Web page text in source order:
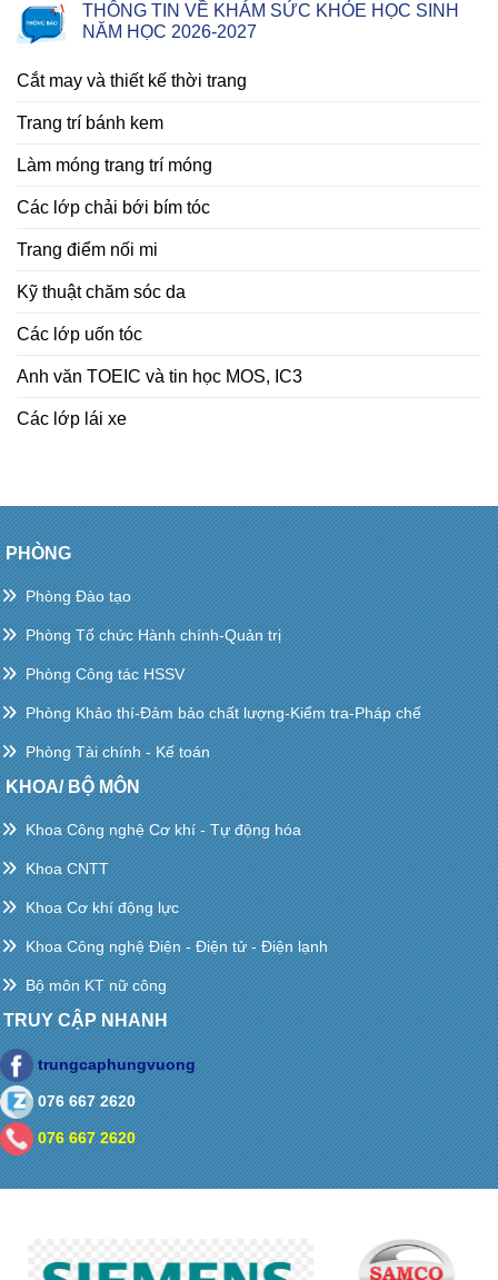
THÔNG TIN VỀ KHÁM SỨC KHỎE HỌC SINH
NĂM HỌC 2026-2027
Cắt may và thiết kế thời trang
Trang trí bánh kem
Làm móng trang trí móng
Các lớp chải bới bím tóc
Trang điểm nối mi
Kỹ thuật chăm sóc da
Các lớp uốn tóc
Anh văn TOEIC và tin học MOS, IC3
Các lớp lái xe
PHÒNG
Phòng Đào tạo
Phòng Tổ chức Hành chính-Quản trị
Phòng Công tác HSSV
Phòng Khảo thí-Đảm bảo chất lượng-Kiểm tra-Pháp chế
Phòng Tài chính - Kế toán
KHOA/ BỘ MÔN
Khoa Công nghệ Cơ khí - Tự động hóa
Khoa CNTT
Khoa Cơ khí động lực
Khoa Công nghệ Điện - Điện tử - Điện lạnh
Bộ môn KT nữ công
TRUY CẬP NHANH
trungcaphungvuong
076 667 2620
076 667 2620